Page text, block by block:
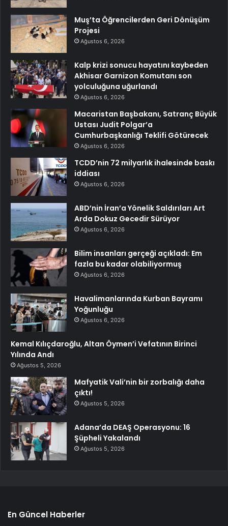
Muş’ta Öğrencilerden Geri Dönüşüm
Projesi
Ağustos 6, 2026
Kalp krizi sonucu hayatını kaybeden
Akhisar Garnizon Komutanı son
yolculuğuna uğurlandı
Ağustos 6, 2026
Macaristan Başbakanı, Satranç Büyük
Ustası Judit Polgar’a
Cumhurbaşkanlığı Teklifi Götürecek
Ağustos 6, 2026
TCDD’nin 72 milyarlık ihalesinde baskı
iddiası
Ağustos 6, 2026
ABD’nin İran’a Yönelik Saldırıları Art
Arda Dokuz Gecedir Sürüyor
Ağustos 6, 2026
Bilim insanları gerçeği açıkladı: Em
fazla bu kadar olabiliyormuş
Ağustos 6, 2026
Havalimanlarında Kurban Bayramı
Yoğunluğu
Ağustos 6, 2026
Kemal Kılıçdaroğlu, Altan Öymen’i Vefatının Birinci
Yılında Andı
Ağustos 5, 2026
Mafyatik Vali’nin bir zorbalığı daha
çıktı!
Ağustos 5, 2026
Adana’da DEAŞ Operasyonu: 16
Şüpheli Yakalandı
Ağustos 5, 2026
En Güncel Haberler